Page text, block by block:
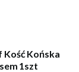
Końska
1szt